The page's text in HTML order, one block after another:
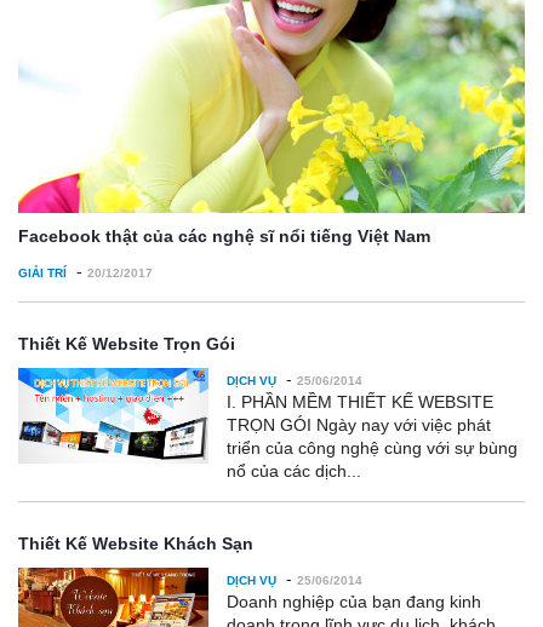
Facebook thật của các nghệ sĩ nổi tiếng Việt Nam
GIẢI TRÍ - 20/12/2017
Thiết Kế Website Trọn Gói
DỊCH VỤ - 25/06/2014
I. PHẦN MỀM THIẾT KẾ WEBSITE
TRỌN GÓI Ngày nay với việc phát
triển của công nghệ cùng với sự bùng
nổ của các dịch...
Thiết Kế Website Khách Sạn
DỊCH VỤ - 25/06/2014
Doanh nghiệp của bạn đang kinh